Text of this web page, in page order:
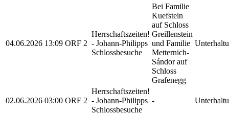
04.06.2026 13:09 ORF 2
Herrschaftszeiten!
- Johann-Philipps
Schlossbesuche
Bei Familie
Kuefstein
auf Schloss
Greillenstein
und Familie
Metternich-
Sándor auf
Schloss
Grafenegg
02.06.2026 03:00 ORF 2
Herrschaftszeiten!
- Johann-Philipps
Schlossbesuche
-